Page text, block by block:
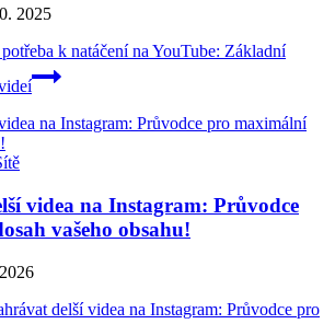
2025
k natáčení na YouTube: Základní
videa na Instagram: Průvodce
vašeho obsahu!
delší videa na Instagram: Průvodce pro